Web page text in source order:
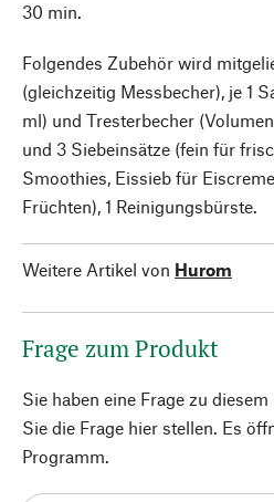
30 min.
Folgendes Zubehör wird
(gleichzeitig Messbecher), je 1
ml) und Tresterbecher
und 3 Siebeinsätze (fein für
Smoothies, Eissieb für
Früchten), 1 Reinigungsbürste.
Weitere Artikel von Hurom
Frage zum Produkt
Sie haben eine Frage zu
Sie die Frage hier stellen. Es
Programm.